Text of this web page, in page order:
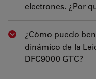
electrones. ¿Por
Show answer
¿Cómo puedo
dinámico de la
DFC9000 GTC?